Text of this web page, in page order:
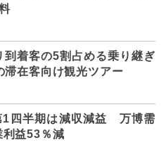
着客の5割占める乗り継ぎ
滞在客向け観光ツアー
1四半期は減収減益 万博需
利益53％減